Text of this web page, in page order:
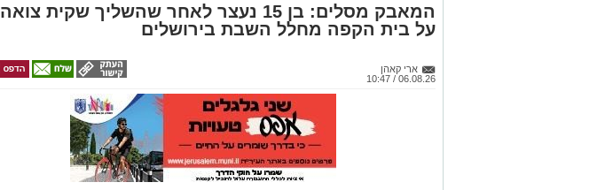
המאבק מסלים: בן 15 נעצר לאחר שהשליך שקית צואה
על בית הקפה מחלל השבת בירושלים
ארי קאהן
06.08.26 / 10:47